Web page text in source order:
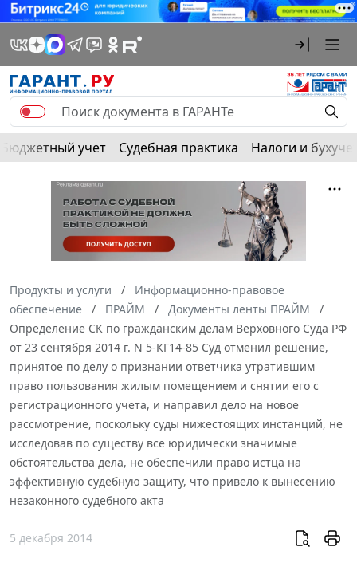
Бюджетный учет Судебная практика Налоги и
Продукты и услуги
Информационно-правовое
обеспечение
ПРАЙМ
Документы ленты ПРАЙМ
Определение СК по гражданским делам Верховного Суда РФ
от 23 сентября 2014 г. N 5-КГ14-85 Суд отменил решение,
принятое по делу о признании ответчика утратившим
право пользования жилым помещением и снятии его с
регистрационного учета, и направил дело на новое
рассмотрение, поскольку суды нижестоящих инстанций, не
исследовав по существу все юридически значимые
обстоятельства дела, не обеспечили право истца на
эффективную судебную защиту, что привело к вынесению
незаконного судебного акта
5 декабря 2014